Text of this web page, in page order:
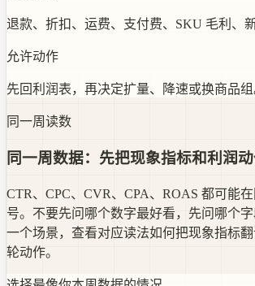
退款、折扣、运费、支付费、SKU 毛利、新
允许动作
先回利润表，再决定扩量、降速或换商品组
同一周读数
同一周数据：先把现象指标和利润
CTR、CPC、CVR、CPA、ROAS 都可能
号。不要先问哪个数字最好看，先问哪个
一个场景，查看对应读法如何把现象指标
轮动作。